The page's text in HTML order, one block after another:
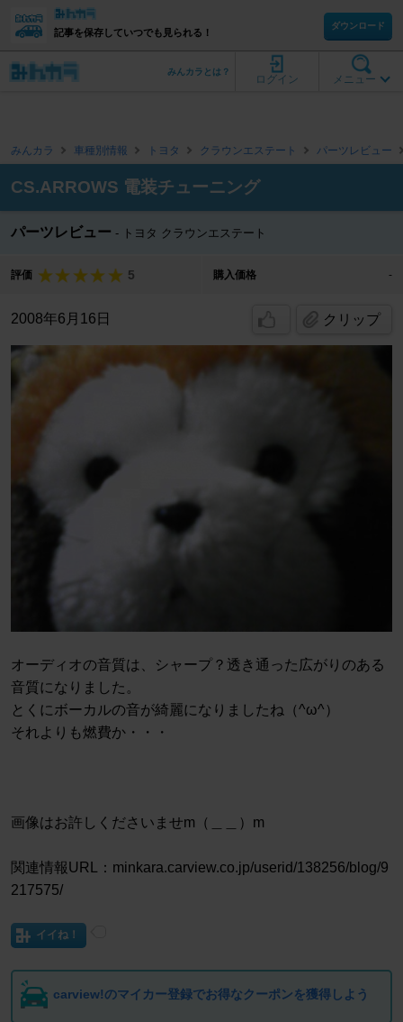
記事を保存していつでも見られる！
ダウンロード
メニュー
ログイン
みんカラとは？
みんカラ 車種別情報 トヨタ クラウンエステート パーツレビュー
CS.ARROWS 電装チューニング
パーツレビュー トヨタ クラウンエステート
評価 5 購入価格 -
2008年6月16日 クリップ
オーディオの音質は、シャープ？透き通った広がりのある
音質になりました。
とくにボーカルの音が綺麗になりましたね（^ω^）
それよりも燃費か・・・
画像はお許しくださいませm（＿＿）m
関連情報URL：minkara.carview.co.jp/userid/138256/blog/9
217575/
イイね！
carview!のマイカー登録でお得なクーポンを獲得しよう